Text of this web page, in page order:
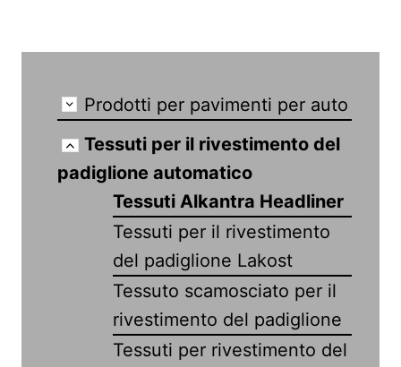
Prodotti per pavimenti per auto
Tessuti per il rivestimento del
padiglione automatico
Tessuti Alkantra Headliner
Tessuti per il rivestimento
del padiglione Lakost
Tessuto scamosciato per il
rivestimento del padiglione
Tessuti per rivestimento del